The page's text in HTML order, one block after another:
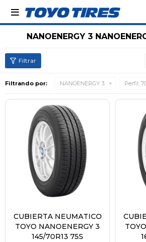

NANOENERGY 3
Filtrando por: NANOENERGY 3 Perfil:
CUBIERTA NEUMATICO
TOYO NANOENERGY 3
145/70R13 75S